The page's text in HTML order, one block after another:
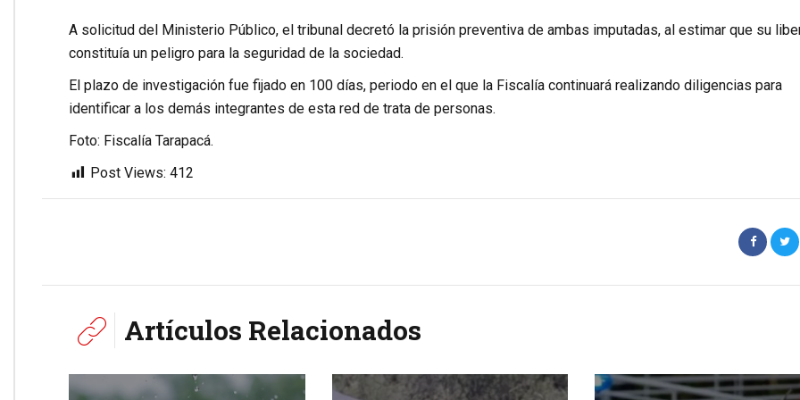
A solicitud del Ministerio Público, el tribunal decretó la prisión preventiva de ambas imputadas, al estimar que su
constituía un peligro para la seguridad de la sociedad.
El plazo de investigación fue fijado en 100 días, periodo en el que la Fiscalía continuará realizando diligencias para
identificar a los demás integrantes de esta red de trata de personas.
Foto: Fiscalía Tarapacá.
Post Views: 412
Artículos Relacionados